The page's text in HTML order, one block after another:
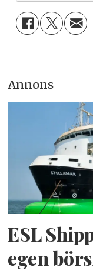
Annons
ESL
egen